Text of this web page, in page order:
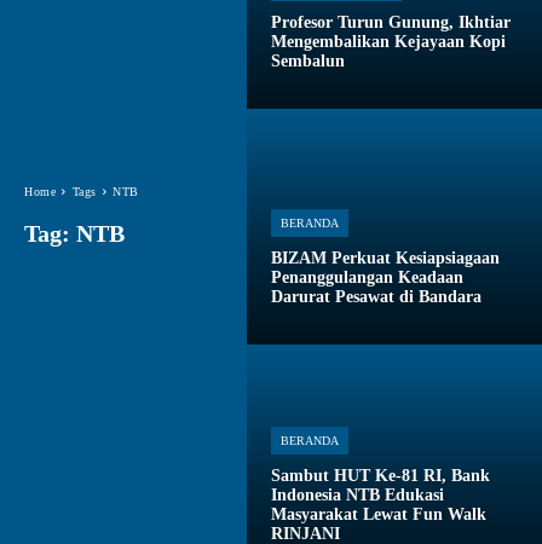
Home Tags NTB
Tag: NTB
Profesor Turun Gunung, Ikhtiar
Mengembalikan Kejayaan Kopi
Sembalun
BERANDA
BIZAM Perkuat Kesiapsiagaan
Penanggulangan Keadaan
Darurat Pesawat di Bandara
BERANDA
Sambut HUT Ke-81 RI, Bank
Indonesia NTB Edukasi
Masyarakat Lewat Fun Walk
RINJANI